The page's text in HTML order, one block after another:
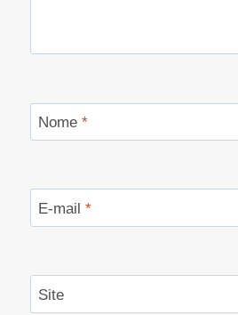
Nome *
E-mail *
Site